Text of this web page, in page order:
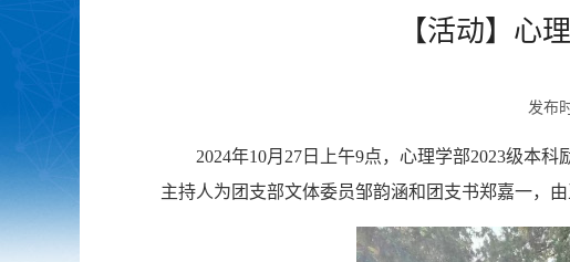
【活动】心
发布
2024年10月27日上午9点，心理学部2023级本
主持人为团支部文体委员邹韵涵和团支书郑嘉一，由